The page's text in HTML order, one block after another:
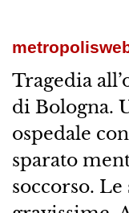
Tragedia
di Bologna.
ospedale
sparato
soccorso.